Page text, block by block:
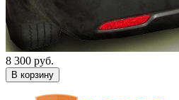
8 300 руб.
В корзину